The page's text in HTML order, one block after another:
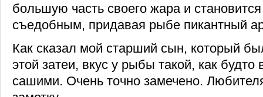
большую часть своего жара и
съедобным, придавая рыбе пикантный
Как сказал мой старший сын, который
этой затеи, вкус у рыбы такой, как
сашими. Очень точно замечено.